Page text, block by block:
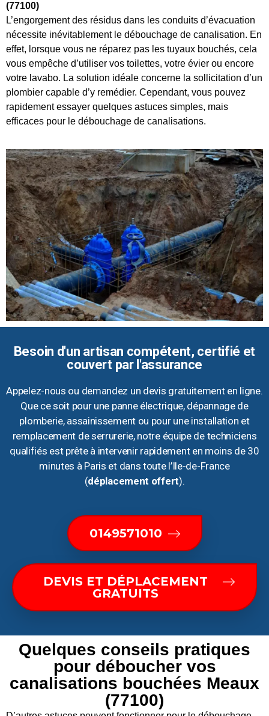
(77100)
L’engorgement des résidus dans les conduits d’évacuation
nécessite inévitablement le débouchage de canalisation. En
effet, lorsque vous ne réparez pas les tuyaux bouchés, cela
vous empêche d’utiliser vos toilettes, votre évier ou encore
votre lavabo. La solution idéale concerne la sollicitation d’un
plombier capable d’y remédier. Cependant, vous pouvez
rapidement essayer quelques astuces simples, mais
efficaces pour le débouchage de canalisations.
Besoin d'un artisan compétent, certifié et
couvert par l'assurance
Appelez-nous ou demandez un devis gratuitement en ligne.
Que ce soit pour une panne électrique, dépannage de
plomberie, assainissement ou pour une installation et
remplacement de serrurerie, notre équipe de techniciens
qualifiés est prête à intervenir rapidement en moins de 30
minutes à Paris et dans toute l’Ile-de-France
(déplacement offert).
0149571010
DEVIS ET DÉPLACEMENT
GRATUITS
Quelques conseils pratiques
pour déboucher vos
canalisations bouchées Meaux
(77100)